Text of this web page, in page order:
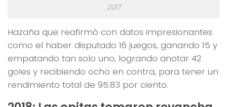
2017
Hazaña que reafirmó con datos impresionantes
como el haber disputado 16 juegos, ganando 15 y
empatando tan solo uno, logrando anotar 42
goles y recibiendo ocho en contra, para tener un
rendimiento total de 95.83 por ciento.